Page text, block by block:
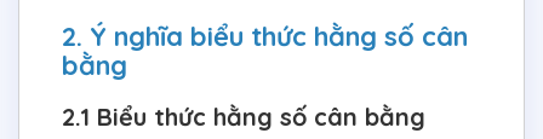
2. Ý nghĩa biểu thức hằng số cân
bằng
2.1 Biểu thức hằng số cân bằng